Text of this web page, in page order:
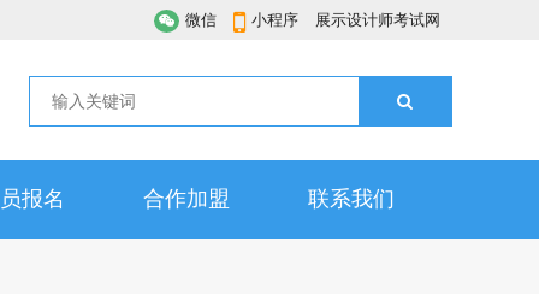
微信 小程序 展示设计师考试网
报名 合作加盟 联系我们